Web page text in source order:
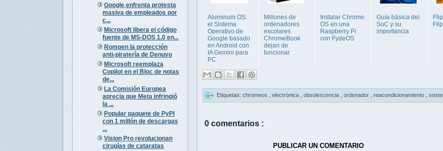
Google enfrenta protesta
masiva de empleados por
c...
Microsoft libera el código
fuente de MS-DOS 1.0 en...
Rompen la protección
anti-piratería de Denuvo
Microsoft reemplaza
Copilot en el Bloc de notas
de...
La Comisión Europea
aprecia que Meta infringió
la ...
Popular paquete de PyPI
con 1 millón de descargas
...
Vision Pro revolucionan
cirugías de cataratas
Aluminum OS:
el Sistema
Operativo de
Google basado
en Android con
IA Gemini para
PC
Millones de
ordenadores
escolares
ChromeBook
dejan de
funcionar
Instalar Chrome
OS en una
Raspberry Pi
con FydeOS
Guía básica del
SoC y su
importancia
Etiquetas: chromeos electrónica obsolescencia ordenador reacondicionamiento
0 comentarios :
PUBLICAR UN COMENTARIO